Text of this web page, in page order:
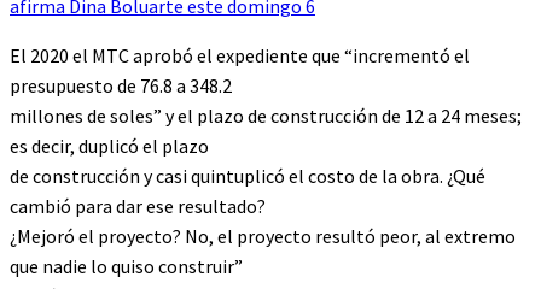
afirma Dina Boluarte este domingo 6
El 2020 el MTC aprobó el expediente que “incrementó el
presupuesto de 76.8 a 348.2
millones de soles” y el plazo de construcción de 12 a 24 meses;
es decir, duplicó el plazo
de construcción y casi quintuplicó el costo de la obra. ¿Qué
cambió para dar ese resultado?
¿Mejoró el proyecto? No, el proyecto resultó peor, al extremo
que nadie lo quiso construir”